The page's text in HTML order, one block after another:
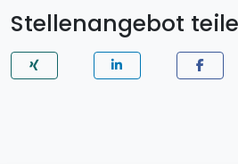
Stellenangebot